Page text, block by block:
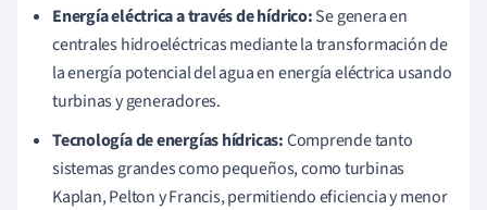
Energía eléctrica a través de hídrico:Se genera en
centrales hidroeléctricas mediante la transformación de
la energía potencial del agua en energía eléctrica usando
turbinas y generadores.
Tecnología de energías hídricas:Comprende tanto
sistemas grandes como pequeños, como turbinas
Kaplan, Pelton y Francis, permitiendo eficiencia y menor